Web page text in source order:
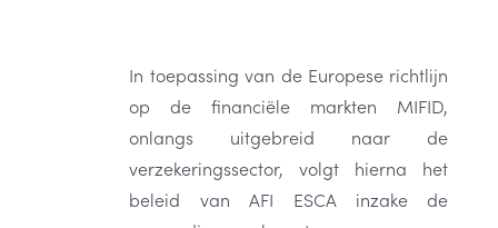
In toepassing van de Europese richtlijn
op de financiële markten MIFID,
onlangs uitgebreid naar de
verzekeringssector, volgt hierna het
beleid van AFI ESCA inzake de